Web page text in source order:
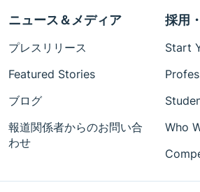
ニュース＆メディア
プレスリリース
Featured Stories
ブログ
報道関係者からのお問い合
わせ
採用
Start
Who